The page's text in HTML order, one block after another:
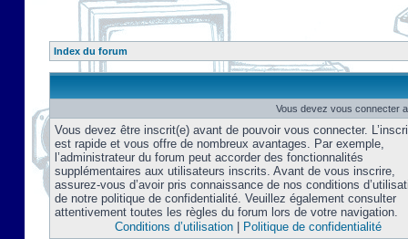
Index du forum
Vous devez vous connecter
Vous devez être inscrit(e) avant de pouvoir vous connecter.
est rapide et vous offre de nombreux avantages. Par exemple,
l’administrateur du forum peut accorder des fonctionnalités
supplémentaires aux utilisateurs inscrits. Avant de vous inscrire,
assurez-vous d’avoir pris connaissance de nos conditions
de notre politique de confidentialité. Veuillez également consulter
attentivement toutes les règles du forum lors de votre navigation.
Conditions d’utilisation| Politique de confidentialité